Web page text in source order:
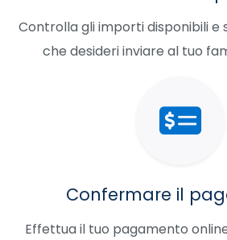
Controlla gli importi disponibili e
che desideri inviare al tuo
Confermare il
Effettua il tuo pagamento